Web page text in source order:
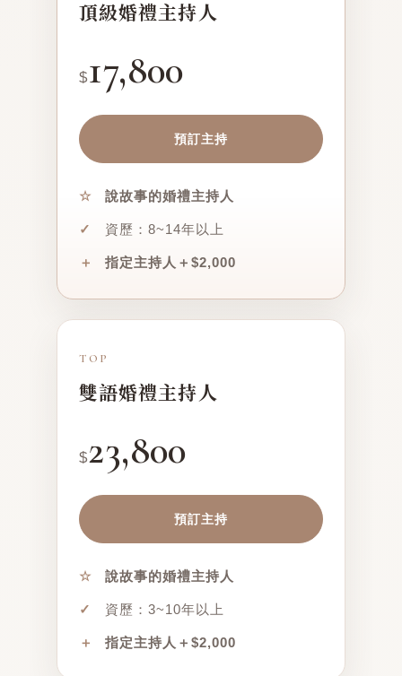
頂級婚禮主持人
$17,800
預訂主持
☆ 說故事的婚禮主持人
✓ 資歷：8~14年以上
＋ 指定主持人＋$2,000
TOP
雙語婚禮主持人
$23,800
預訂主持
☆ 說故事的婚禮主持人
✓ 資歷：3~10年以上
＋ 指定主持人＋$2,000